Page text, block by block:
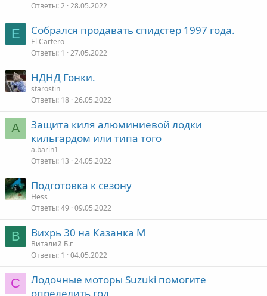
Ответы 2 28.05.2022
E Собрался продавать спидстер 1997 года.
El Cartero
Ответы 1 27.05.2022
НДНД Гонки.
starostin
Ответы 18 26.05.2022
A
Защита киля алюминиевой лодки
кильгардом или типа того
a.barin1
Ответы 13 24.05.2022
Подготовка к сезону
Hess
Ответы 49 09.05.2022
В Вихрь 30 на Казанка М
Виталий Б.г
Ответы 1 04.05.2022
С
Лодочные моторы Suzuki помогите